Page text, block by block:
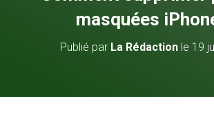
masquées
Publié par La Rédactionle 19